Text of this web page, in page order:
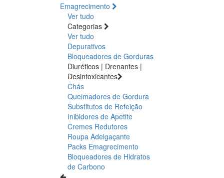
Emagrecimento
Ver tudo
Categorias
Ver tudo
Depurativos
Bloqueadores de Gorduras
Diuréticos | Drenantes |
Desintoxicantes
Chás
Queimadores de Gordura
Substitutos de Refeição
Inibidores de Apetite
Cremes Redutores
Roupa Adelgaçante
Packs Emagrecimento
Bloqueadores de Hidratos
de Carbono